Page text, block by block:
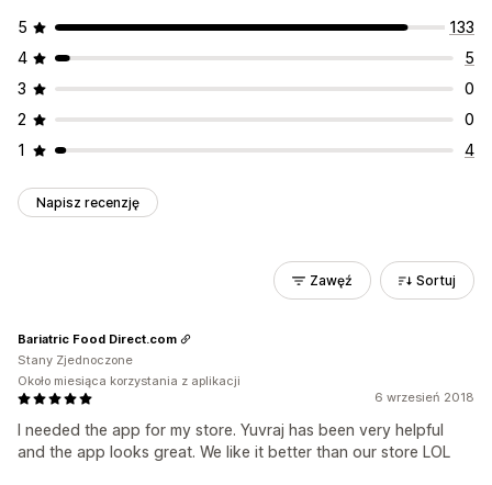
5
133
4
5
3
0
2
0
1
4
Napisz recenzję
Zawęź Sortuj
6 wrzesień 2018
I needed the app for my store. Yuvraj has been very helpful
and the app looks great. We like it better than our store LOL
Bariatric Food Direct.com
Stany Zjednoczone
Około miesiąca korzystania z aplikacji